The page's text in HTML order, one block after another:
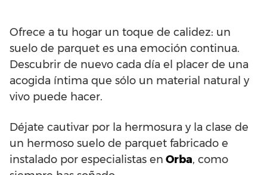
Ofrece a tu hogar un toque de calidez: un
suelo de parquet es una emoción continua.
Descubrir de nuevo cada día el placer de una
acogida íntima que sólo un material natural y
vivo puede hacer.
Déjate cautivar por la hermosura y la clase de
un hermoso suelo de parquet fabricado e
instalado por especialistas en Orba, como